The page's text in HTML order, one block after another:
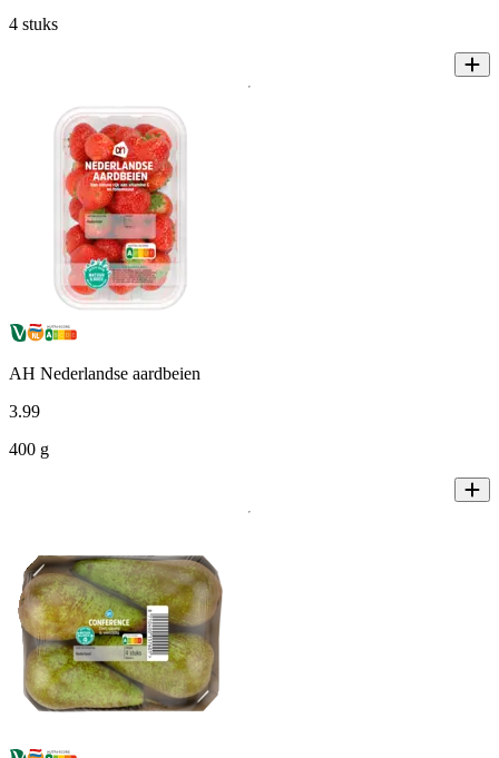
4 stuks
AH Nederlandse aardbeien
3.99
400 g